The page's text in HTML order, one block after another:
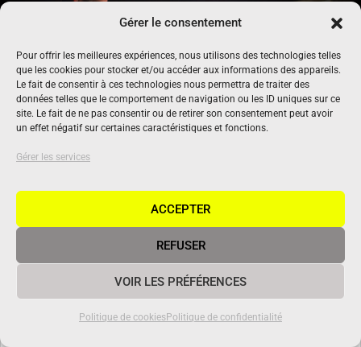
Gérer le consentement
Pour offrir les meilleures expériences, nous utilisons des technologies telles
que les cookies pour stocker et/ou accéder aux informations des appareils.
Le fait de consentir à ces technologies nous permettra de traiter des
données telles que le comportement de navigation ou les ID uniques sur ce
site. Le fait de ne pas consentir ou de retirer son consentement peut avoir
un effet négatif sur certaines caractéristiques et fonctions.
Gérer les services
ACCEPTER
REFUSER
VOIR LES PRÉFÉRENCES
Politique de cookiesPolitique de confidentialité
Vin nature : au-delà du bio, une
7 décembre 2021|Reportage
C’est le salon De Natura Vini les 11 et 12 décembre à Saint-Julien-
sera notamment présent Benoît Blet, vigneron du Domaine des